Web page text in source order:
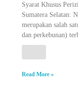
Syarat Khusus
Sumatera Selatan:
merupakan salah
dan perkebunan)
Read More »